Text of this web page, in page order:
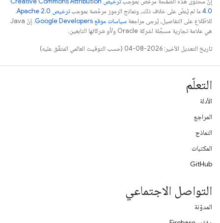
4.0‏ ما لم يُنصّ على خلاف ذلك، ونماذج الرموز مرخّصة بموجبترخيص Apache 2.0‏
.
للاطّلاع على التفاصيل، يُرجى مراجعة سياسات موقع Google Developers‏
. إنّ Java
هي علامة تجارية مسجَّلة لشركة Oracle و/أو شركائها التابعين.
تاريخ التعديل الأخير: 2026-08-04 (حسب التوقيت العالمي المتفَّق عليه)
التعلّم
الأدلة
المراجع
النماذج
المكتبات
GitHub
التواصل الاجتماعي
المدوّنة